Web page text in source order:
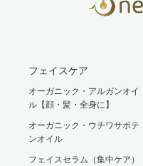
フェイスケア
オーガニック・アルガンオイ
ル【顔・髪・全身に】
オーガニック・ウチワサボテ
ンオイル
フェイスセラム（集中ケア）